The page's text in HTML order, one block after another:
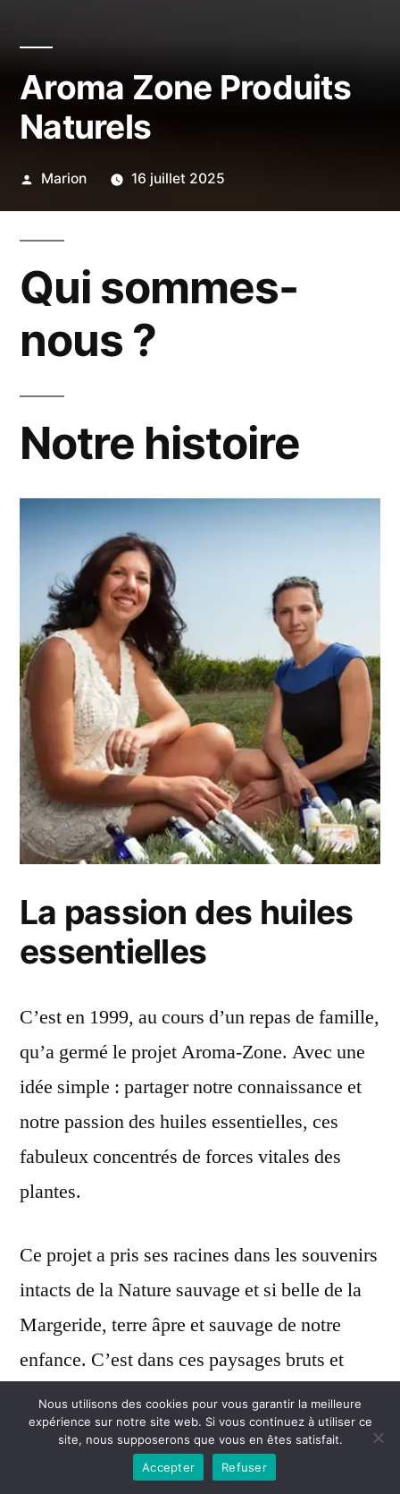
Aroma Zone Produits
Naturels
Publié
Marion 16 juillet 2025
Qui sommes-
nous ?
Notre histoire
La passion des huiles
essentielles
C’est en 1999, au cours d’un repas de famille,
qu’a germé le projet Aroma-Zone. Avec une
idée simple : partager notre connaissance et
notre passion des huiles essentielles, ces
fabuleux concentrés de forces vitales des
plantes.
Ce projet a pris ses racines dans les souvenirs
intacts de la Nature sauvage et si belle de la
Margeride, terre âpre et sauvage de notre
enfance. C’est dans ces paysages bruts et
magnifiques qu’est né notre amour de la terre
et notre sensibilité pour la force des plantes.
Nous utilisons des cookies pour vous garantir la meilleure
expérience sur notre site web. Si vous continuez à utiliser ce
site, nous supposerons que vous en êtes satisfait.
Accepter
Refuser